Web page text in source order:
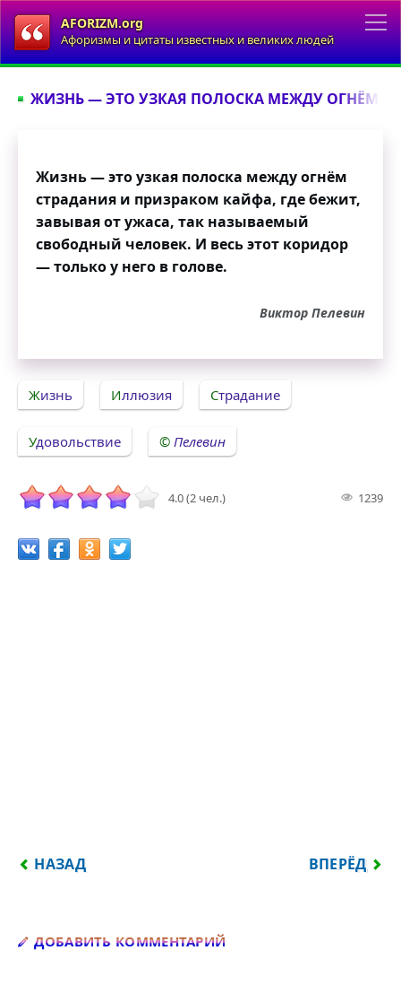
AFORIZM.org
Афоризмы и цитаты известных и великих людей
ЖИЗНЬ — ЭТО УЗКАЯ ПОЛОСКА МЕЖДУ ОГНЁМ
Жизнь — это узкая полоска между огнём
страдания и призраком кайфа, где бежит,
завывая от ужаса, так называемый
свободный человек. И весь этот коридор
— только у него в голове.
Виктор Пелевин
Жизнь Иллюзия Страдание
Удовольствие Пелевин
4.0 (2 чел.) 1239
ПРЕДЫДУЩИЙ: ПРОТЯЖЁННОСТЬ
НАЗАД ВПЕРЁД
ДОБАВИТЬ КОММЕНТАРИЙ